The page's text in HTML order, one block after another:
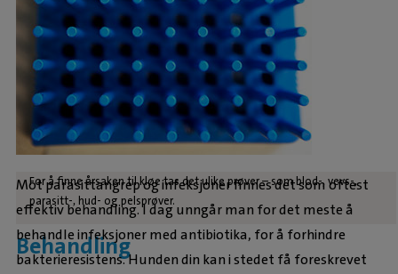
For å finne årsaken til kløe tas det ulike prøver – som blod-, vevs-,
parasitt-, hud- og pelsprøver.
Behandling
Mot parasittangrep og infeksjoner finnes det som oftest
effektiv behandling. I dag unngår man for det meste å
behandle infeksjoner med antibiotika, for å forhindre
bakterieresistens. Hunden din kan i stedet få foreskrevet